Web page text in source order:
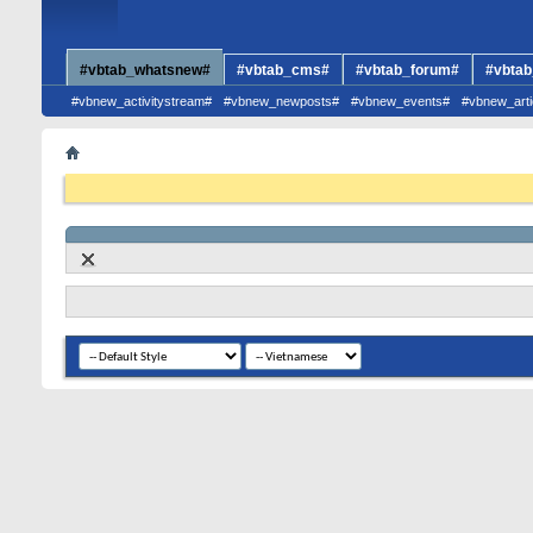
#vbtab_whatsnew#
#vbnew_activitystream# #vbnew_newposts# #vbnew_events#
#vbtab_cms# #vbtab_forum#